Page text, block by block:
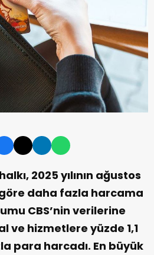
2025 yılının ağustos
daha fazla harcama
CBS’nin verilerine
ve hizmetlere yüzde 1,1
para harcadı. En büyük